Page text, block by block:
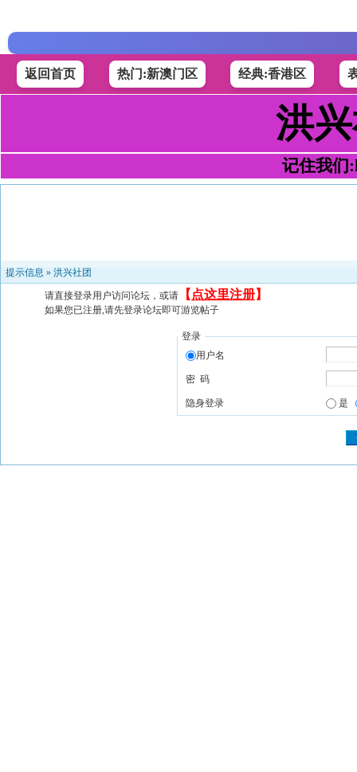
返回首页 热门:新澳门区 经典:香港区
洪
记住我们
提示信息 » 洪兴社团
请直接登录用户访问论坛，或请 【 点这里注册】
如果您已注册,请先登录论坛即可游览帖子
登录
用户名
密 码
隐身登录 是